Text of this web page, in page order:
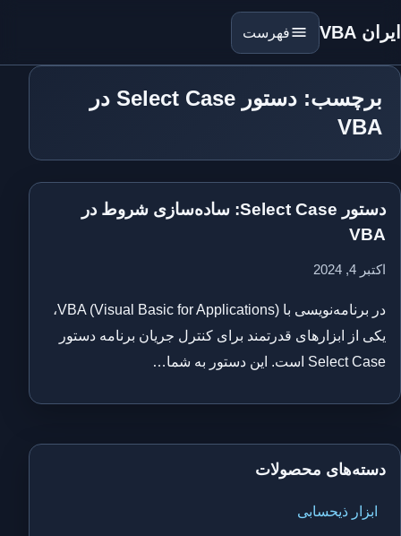
ایران VBA فهرست
برچسب: دستور Select Case در
VBA
دستور Select Case: ساده‌سازی شروط در
VBA
اکتبر 4, 2024
در برنامه‌نویسی با VBA (Visual Basic for Applications)،
یکی از ابزارهای قدرتمند برای کنترل جریان برنامه دستور
Select Case است. این دستور به شما…
دسته‌های محصولات
ابزار ذیحسابی